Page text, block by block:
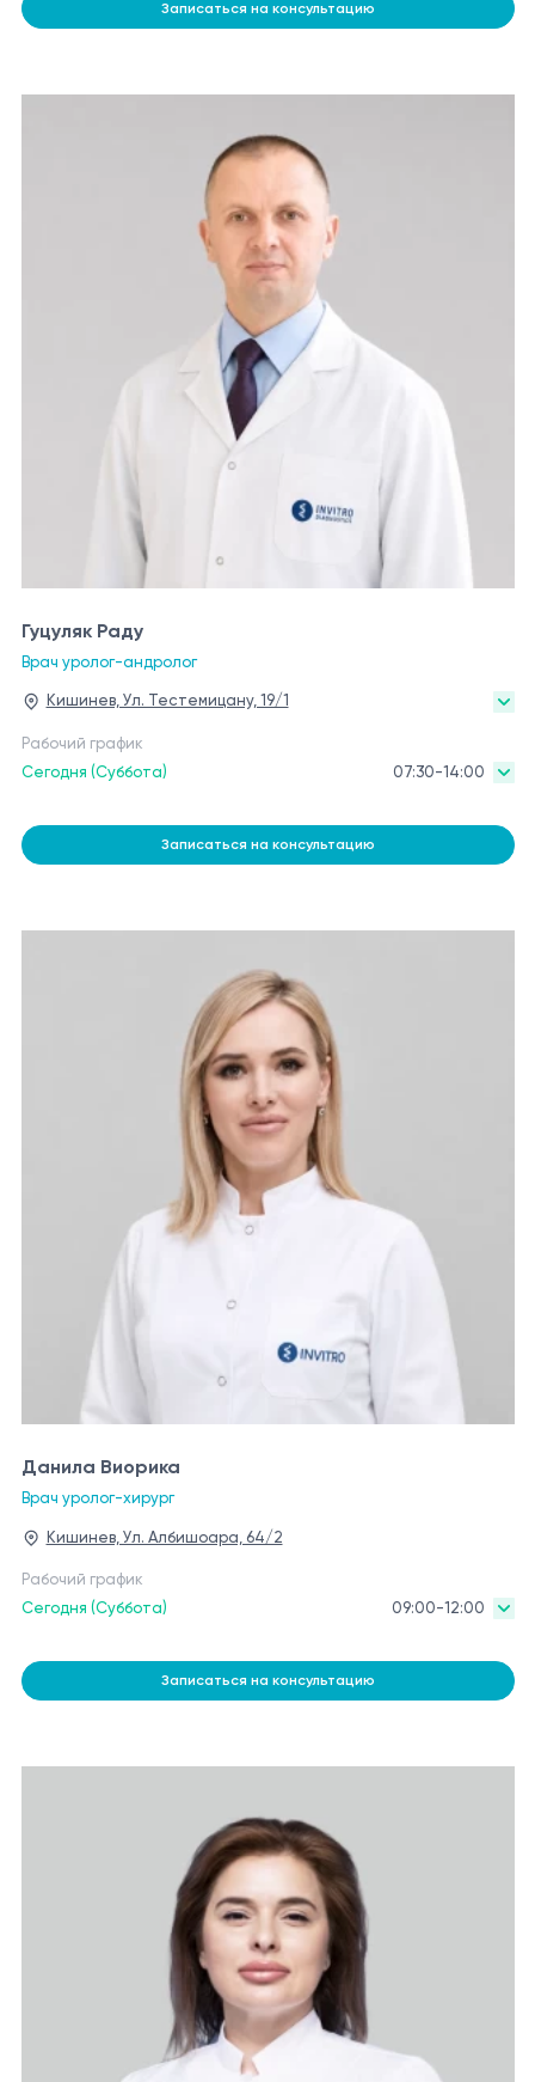
Записаться на консультацию
Гуцуляк Раду
Врач уролог-андролог
Кишинев, Ул. Тестемицану, 19/1
Рабочий график
Сегодня (Суббота)
07:30-14:00
Записаться на консультацию
Данила Виорика
Врач уролог-хирург
Кишинев, Ул. Албишоара, 64/2
Рабочий график
Сегодня (Суббота)
09:00-12:00
Записаться на консультацию